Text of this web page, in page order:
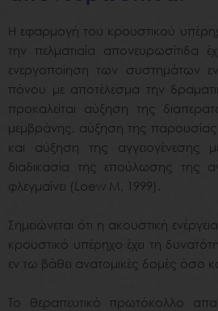
Η εφαρμογή του κρουστικού
την πελματιαία απονευρωσίτιδα
ενεργοποίηση των συστημάτων
πόνου με αποτέλεσμα την
προκαλείται αύξηση της
μεμβράνης, αύξηση της
και αύξηση της αγγειογένεσης
διαδικασία της επούλωσης της
φλεγμαίνει (Loew M, 1999).
Σημειώνεται ότι η ακουστική
κρουστικό υπέρηχο έχει τη
εν τω βάθει ανατομικές δομές όσο
Το θεραπευτικό πρωτόκολλο